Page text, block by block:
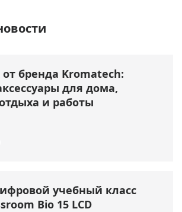
бренда Kromatech:
для дома,
и работы
учебный класс
Bio 15 LCD